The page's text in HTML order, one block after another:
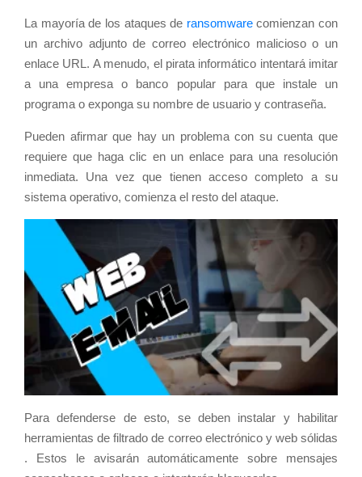
La mayoría de los ataques de ransomwarecomienzan con
un archivo adjunto de correo electrónico malicioso o un
enlace URL. A menudo, el pirata informático intentará imitar
a una empresa o banco popular para que instale un
programa o exponga su nombre de usuario y contraseña.
Pueden afirmar que hay un problema con su cuenta que
requiere que haga clic en un enlace para una resolución
inmediata. Una vez que tienen acceso completo a su
sistema operativo, comienza el resto del ataque.
Para defenderse de esto, se deben instalar y habilitar
herramientas de filtrado de correo electrónico y web sólidas
. Estos le avisarán automáticamente sobre mensajes